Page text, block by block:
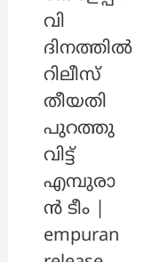
വി
ദിനത്തിൽ
റിലീസ്
തീയതി
പുറത്തു
വിട്ട്
എമ്പുരാ
ൻ ടീം |
empuran